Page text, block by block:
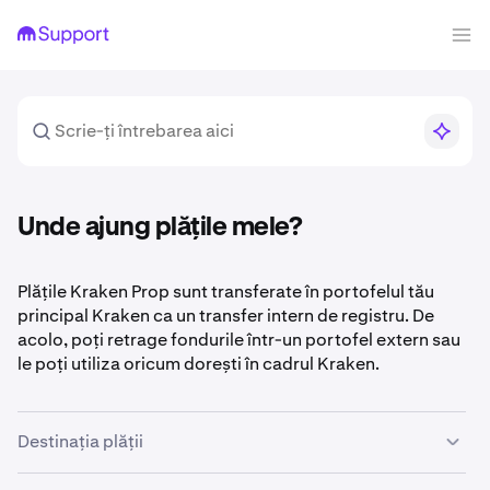
Unde ajung plățile mele?
Plățile Kraken Prop sunt transferate în portofelul tău
principal Kraken ca un transfer intern de registru. De
acolo, poți retrage fondurile într-un portofel extern sau
le poți utiliza oricum dorești în cadrul Kraken.
Destinația plății